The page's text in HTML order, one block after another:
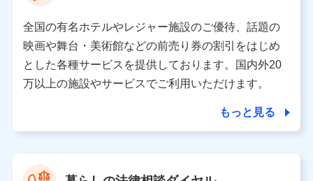
所・代表者名】
当該個人データを取り扱う各共同利用者（詳細は次のとお
り）
東京都千代田区永田町2丁目11番1号 山王パークタワー
株式会社NTTドコモ 代表取締役社長 前田 義晃
東京都中央区日本橋人形町2-14-10 アーバンネット日本橋
ビル 3F
全国の有名ホテルやレジャー施設のご優待、話題の
映画や舞台・美術館などの前売り券の割引をはじめ
とした各種サービスを提供しております。国内外20
万以上の施設やサービスでご利用いただけます。
もっと見る